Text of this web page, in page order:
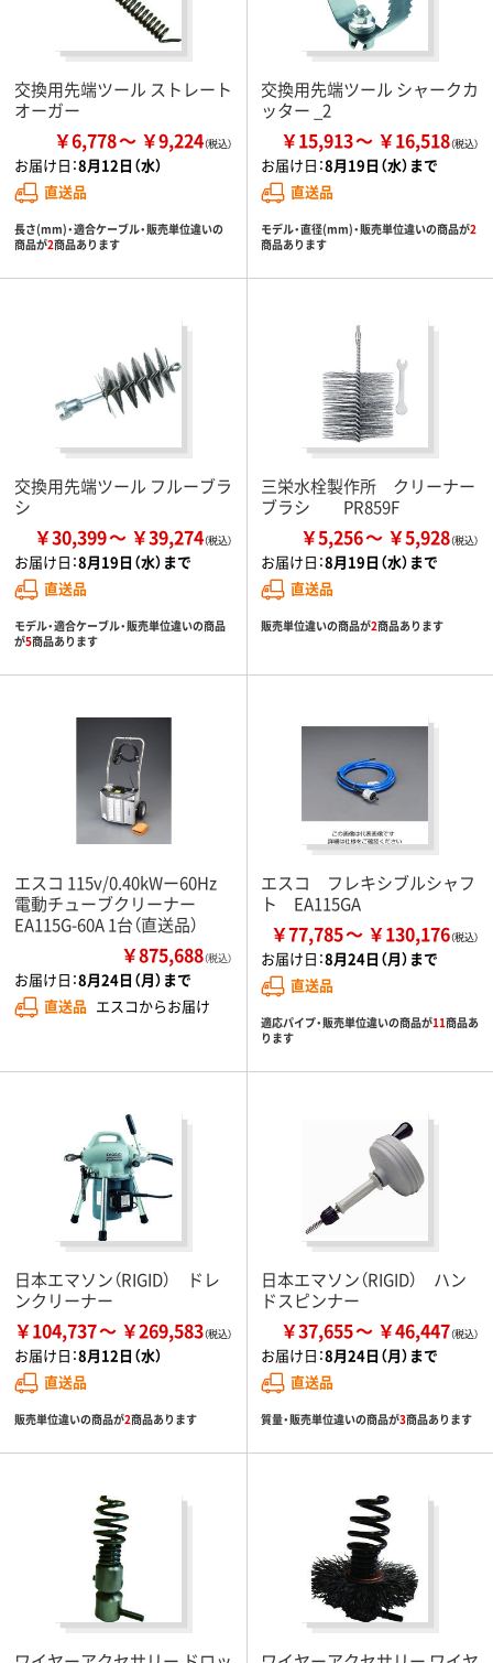
交換用先端ツール ストレート
オーガー
￥6,778 ￥9,224
お届け日：8月12日（水）
直送品
長さ(mm)・適合ケーブル・販売単位違いの
商品が2商品あります
交換用先端ツール シャークカ
ッター _2
￥15,913 ￥16,518
お届け日：8月19日（水）まで
直送品
モデル・直径(mm)・販売単位違いの商品が2
商品あります
交換用先端ツール フルーブラ
シ
￥30,399 ￥39,274
お届け日：8月19日（水）まで
直送品
モデル・適合ケーブル・販売単位違いの商品
が5商品あります
三栄水栓製作所 クリーナー
ブラシ PR859F
￥5,256 ￥5,928
お届け日：8月19日（水）まで
直送品
販売単位違いの商品が2商品あります
エスコ 115v/0.40kWー60Hz
電動チューブクリーナー
EA115G-60A 1台（直送品）
￥875,688（税込）
お届け日：8月24日（月）まで
直送品 エスコからお届け
エスコ フレキシブルシャフ
ト EA115GA
￥77,785 ￥130,176
お届け日：8月24日（月）まで
直送品
適応パイプ・販売単位違いの商品が11商品あ
ります
日本エマソン（RIGID） ドレ
ンクリーナー
￥104,737 ￥269,583
お届け日：8月12日（水）
直送品
販売単位違いの商品が2商品あります
日本エマソン（RIGID） ハン
ドスピンナー
￥37,655 ￥46,447
お届け日：8月24日（月）まで
直送品
質量・販売単位違いの商品が3商品あります